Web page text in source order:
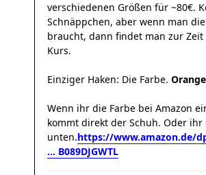
verschiedenen Größen für ~80€.
Schnäppchen, aber wenn man
braucht, dann findet man zur Zeit
Kurs.
Einziger Haken: Die Farbe.
Wenn ihr die Farbe bei Amazon
kommt direkt der Schuh. Oder
unten.https://www.amazon.de/
... B089DJGWTL